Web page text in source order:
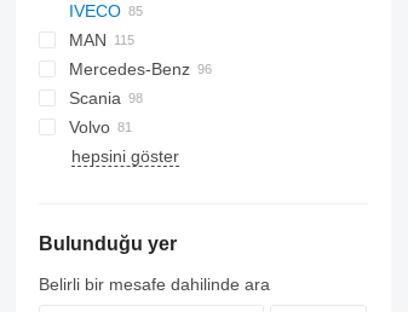
CF
LF
XF
YA
IVECO
Daily
EuroCargo
EuroCargo 120
EuroStar
Eurotech
Eurotrakker
Stralis
ELF
NPR
NQR
MAN
A-series
F90
L2000
LE
TGM
TGX
Mercedes-Benz
A-Class
Actros
Antos
Axor
MB
Canter
Canter
Atleon
Cabstar
Magnum
Midliner
Midlum
Scania
P-series
R-series
Volvo
B-series
FL
hepsini göster
Bulunduğu yer
Belirli bir mesafe dahilinde ara